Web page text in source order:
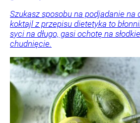
Szukasz sposobu na podjadanie na
koktajl z przepisu dietetyka to
syci na długo, gasi ochotę na
chudnięcie.